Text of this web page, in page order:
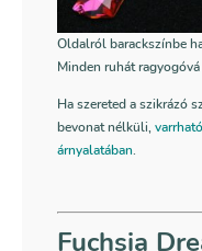
Oldalról barackszínbe
Minden ruhát ragyogóvá
Ha szereted a szikrázó
bevonat nélküli,
árnyalatában.
Fuchsia